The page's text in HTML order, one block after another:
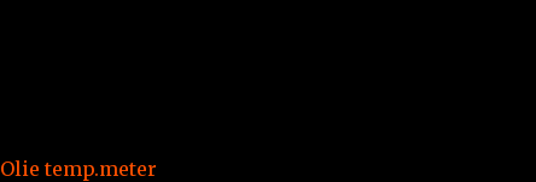
Olie temp.meter